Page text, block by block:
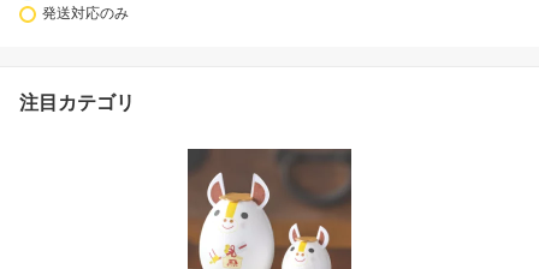
発送対応のみ
注目カテゴリ